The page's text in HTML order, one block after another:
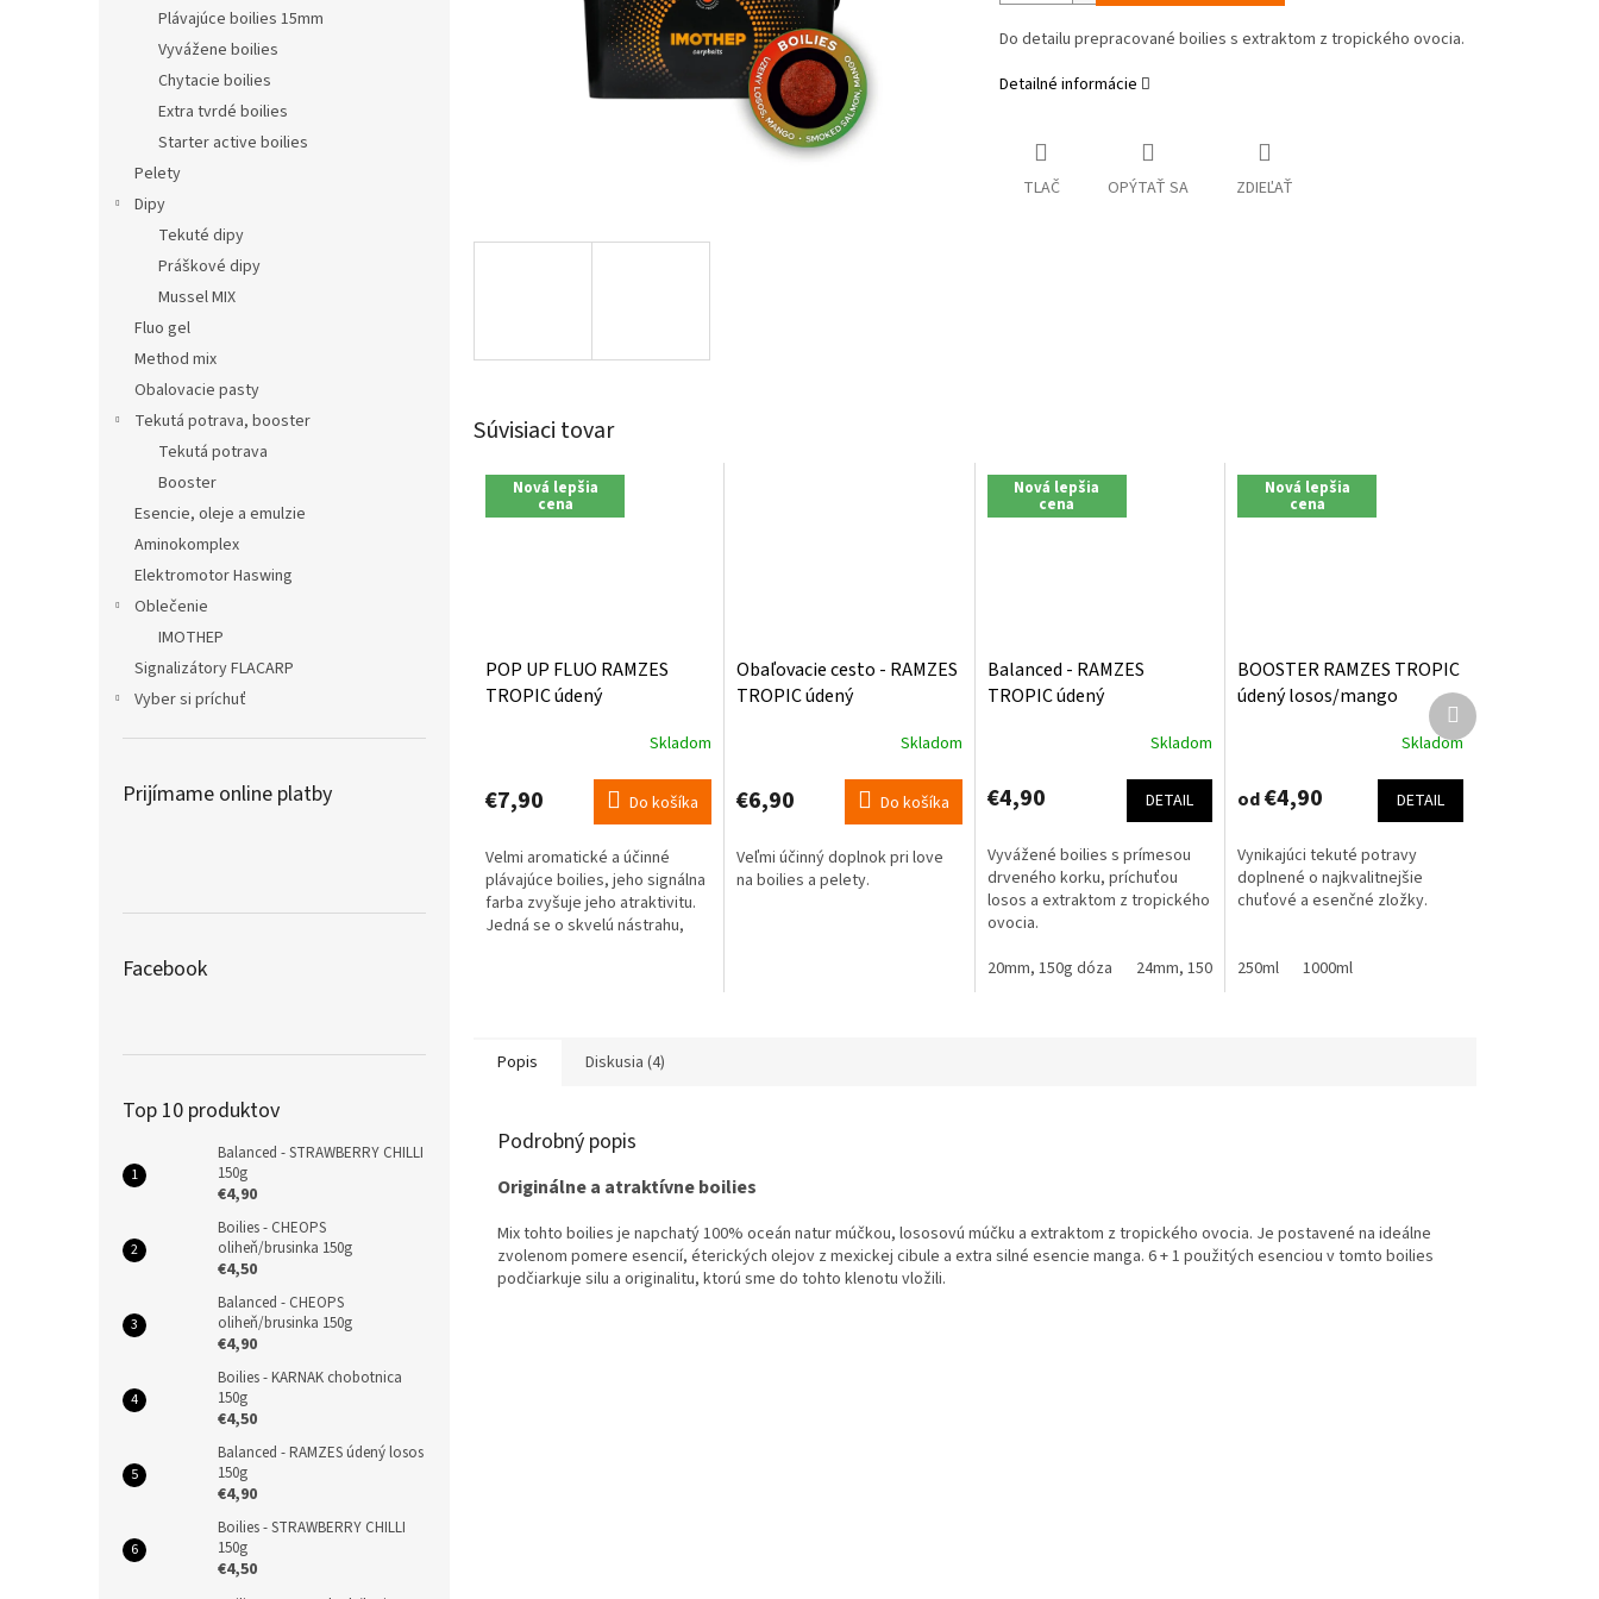
Plávajúce boilies 15mm
Vyvážene boilies
Chytacie boilies
Extra tvrdé boilies
Starter active boilies
Pelety
Dipy
Tekuté dipy
Práškové dipy
Mussel MIX
Fluo gel
Method mix
Obalovacie pasty
Tekutá potrava, booster
Tekutá potrava
Booster
Esencie, oleje a emulzie
Aminokomplex
Elektromotor Haswing
Oblečenie
IMOTHEP
Signalizátory FLACARP
Vyber si príchuť
Prijímame online platby
Facebook
Top 10 produktov
Balanced - STRAWBERRY CHILLI
150g
€4,90
Boilies - CHEOPS
oliheň/brusinka 150g
€4,50
Balanced - CHEOPS
oliheň/brusinka 150g
€4,90
Boilies - KARNAK chobotnica
150g
€4,50
Balanced - RAMZES údený losos
150g
€4,90
Boilies - STRAWBERRY CHILLI
150g
€4,50
Do detailu prepracované boilies s extraktom z tropického ovocia.
Detailné informácie
TLAČ OPÝTAŤ SA ZDIEĽAŤ
Súvisiaci tovar
Nová lepšia
cena
POP UP FLUO RAMZES
TROPIC údený
Skladom
€7,90 Do košíka
Velmi aromatické a účinné
plávajúce boilies, jeho signálna
farba zvyšuje jeho atraktivitu.
Jedná se o skvelú nástrahu,
Obaľovacie cesto - RAMZES
TROPIC údený
Skladom
€6,90 Do košíka
Veľmi účinný doplnok pri love
na boilies a pelety.
Nová lepšia
cena
Balanced - RAMZES
TROPIC údený
Skladom
€4,90 DETAIL
Vyvážené boilies s prímesou
drveného korku, príchuťou
losos a extraktom z tropického
ovocia.
20mm, 150g dóza
24mm, 150g dóza
Nová lepšia
cena
BOOSTER RAMZES TROPIC
údený losos/mango
produktu
z
5
hviezdičiek.
Skladom
od€4,90 DETAIL
Vynikajúci tekuté potravy
doplnené o najkvalitnejšie
chuťové a esenčné zložky.
250ml 1000ml
Ďalší
produkt
Popis Diskusia (4)
Podrobný popis
Originálnea atraktívneboilies
Mix tohto boilies je napchatý100% oceán naturmúčkou, lososovú múčku a extraktom z tropického ovocia. Je postavené na ideálne
zvolenom pomere esencií, éterických olejov z mexickej cibule a extra silné esencie manga. 6+1 použitých esenciou vtomto boilies
podčiarkuje silu a originalitu, ktorú sme do tohto klenotu vložili.